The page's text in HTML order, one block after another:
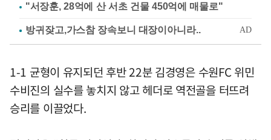
"서장훈, 28억에 산 서초 건물 450억에 매물로"
1-1 균형이 유지되던 후반 22분 김경영은 수원FC 위민
수비진의 실수를 놓치지 않고 헤더로 역전골을 터뜨려
승리를 이끌었다.